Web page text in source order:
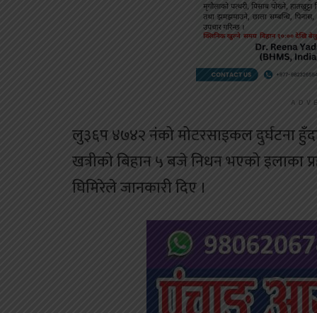
लु३६प ४७४२ नंको मोटरसाइकल दुर्घटना
खत्रीको बिहान ५ बजे निधन भएको इलाका
घिमिरेले जानकारी दिए ।